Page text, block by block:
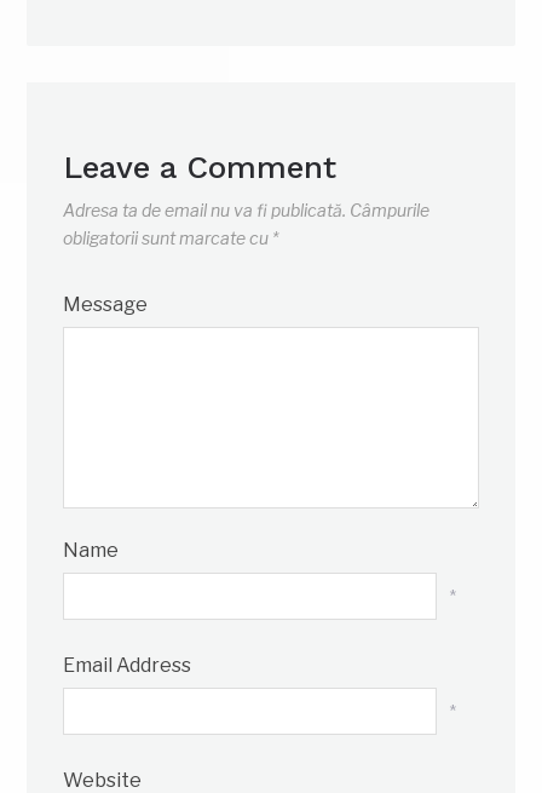
Leave a Comment
Adresa ta de email nu va fi publicată. Câmpurile
obligatorii sunt marcate cu *
Message
Name
*
Email Address
*
Website